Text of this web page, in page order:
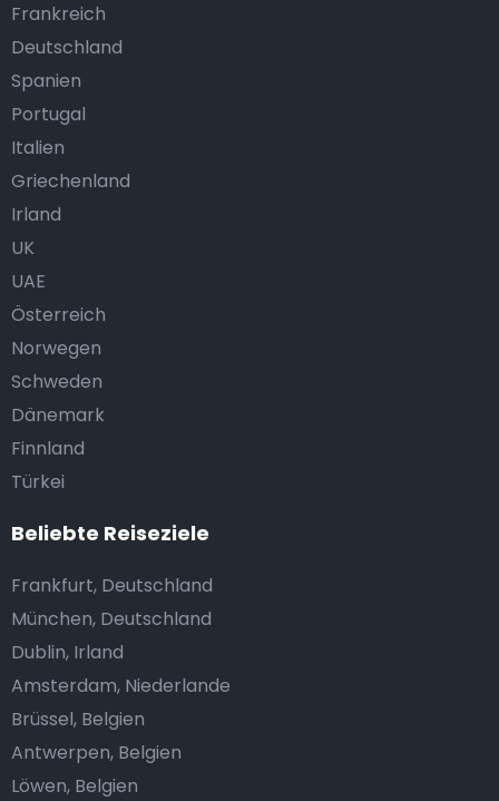
Frankreich
Deutschland
Spanien
Portugal
Italien
Griechenland
Irland
UK
UAE
Österreich
Norwegen
Schweden
Dänemark
Finnland
Türkei
Beliebte Reiseziele
Frankfurt, Deutschland
München, Deutschland
Dublin, Irland
Amsterdam, Niederlande
Brüssel, Belgien
Antwerpen, Belgien
Löwen, Belgien